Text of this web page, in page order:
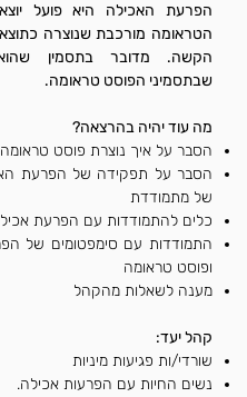
הפרעת האכילה היא פועל
הטראומה מורכבת שנוצרה
הקשה. מדובר בתסמין
שבתסמיני הפוסט טראומה.
מה עוד יהיה בהרצאה?
הסבר על איך נוצרת פוסט
הסבר על תפקידה של הפרעת
של מתמודדת
כלים להתמודדות עם הפרעת
התמודדות עם סימפטומים של
ופוסט טראומה
מענה לשאלות מהקהל
קהל יעד:
שורדי/ות פגיעות מיניות
נשים החיות עם הפרעות אכילה.